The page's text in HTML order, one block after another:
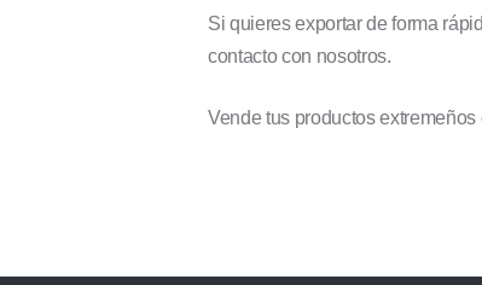
Si quieres exportar de forma
contacto con nosotros.
Vende tus productos